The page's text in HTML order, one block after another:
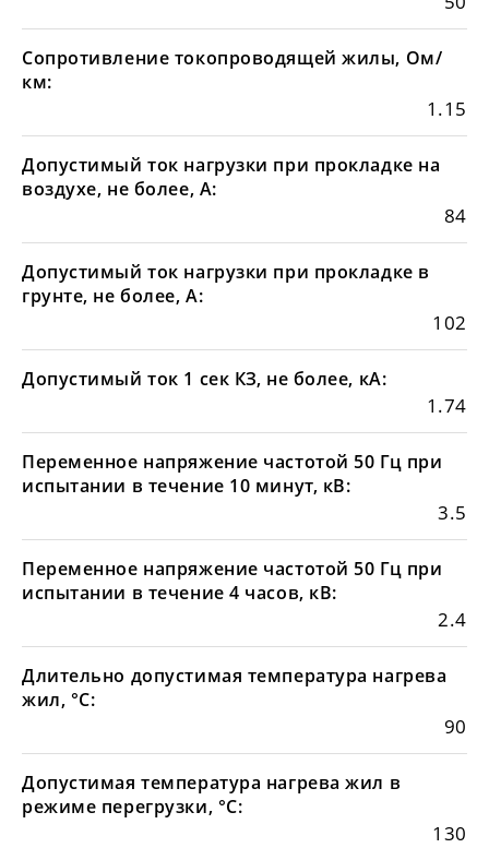
Сопротивление токопроводящей жилы, Ом/
км:
1.15
Допустимый ток нагрузки при прокладке на
воздухе, не более, А:
84
Допустимый ток нагрузки при прокладке в
грунте, не более, А:
102
Допустимый ток 1 сек КЗ, не более, кА:
1.74
Переменное напряжение частотой 50 Гц при
испытании в течение 10 минут, кВ:
3.5
Переменное напряжение частотой 50 Гц при
испытании в течение 4 часов, кВ:
2.4
Длительно допустимая температура нагрева
жил, °С:
90
Допустимая температура нагрева жил в
режиме перегрузки, °С:
130